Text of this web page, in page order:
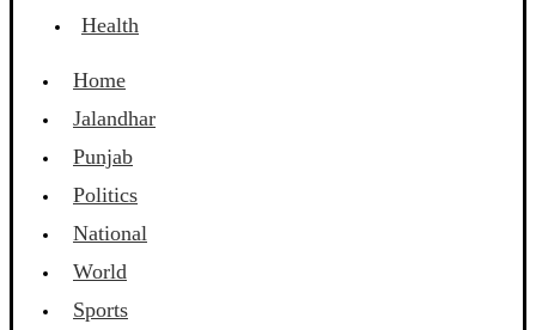
Health
Home
Jalandhar
Punjab
Politics
National
World
Sports